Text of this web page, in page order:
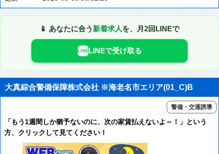
📱 あなたに合う 新着求人を、月2回LINEで
LINELINEで受け取る
大真綜合警備保障株式会社 ※海老名市エリア(01_C)B
警備・交通誘導
「もう1週間しか猶予ないのに、次の家賃払えないよ～！」という
方、クリックして見てください！